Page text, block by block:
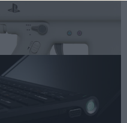
Fast and Furious
Crossroads: αντί να
παρακολουθείς, παίξε!
PS Move: τα αξεσουάρ